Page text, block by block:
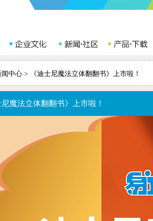
闻中心 > 《迪士尼魔法立体翻翻书》上市啦！
魔法立体翻翻书》上市啦！